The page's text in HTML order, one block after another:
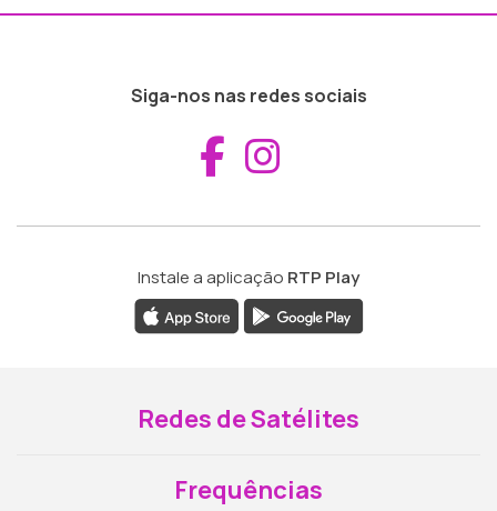
Siga-nos nas redes sociais
Aceder ao
Instale a aplicação RTP Play
Redes de Satélites
Frequências